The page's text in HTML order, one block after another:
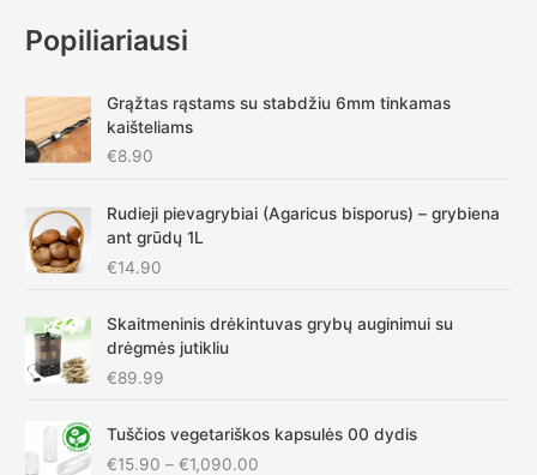
Popiliariausi
Grąžtas rąstams su stabdžiu 6mm tinkamas
kaišteliams
€8.90
Rudieji pievagrybiai (Agaricus bisporus) – grybiena
ant grūdų 1L
€14.90
Skaitmeninis drėkintuvas grybų auginimui su
drėgmės jutikliu
€89.99
Tuščios vegetariškos kapsulės 00 dydis
€15.90 – €1,090.00